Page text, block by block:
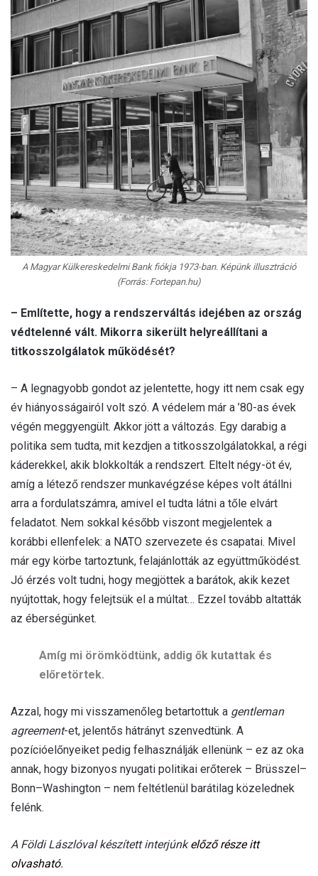
A Magyar Külkereskedelmi Bank fiókja 1973-ban. Képünk illusztráció
(Forrás: Fortepan.hu)
– Említette, hogy a rendszerváltás idejében az ország
védtelenné vált. Mikorra sikerült helyreállítani a
titkosszolgálatok működését?
– A legnagyobb gondot az jelentette, hogy itt nem csak egy
év hiányosságairól volt szó. A védelem már a ’80-as évek
végén meggyengült. Akkor jött a változás. Egy darabig a
politika sem tudta, mit kezdjen a titkosszolgálatokkal, a régi
káderekkel, akik blokkolták a rendszert. Eltelt négy-öt év,
amíg a létező rendszer munkavégzése képes volt átállni
arra a fordulatszámra, amivel el tudta látni a tőle elvárt
feladatot. Nem sokkal később viszont megjelentek a
korábbi ellenfelek: a NATO szervezete és csapatai. Mivel
már egy körbe tartoztunk, felajánlották az együttműködést.
Jó érzés volt tudni, hogy megjöttek a barátok, akik kezet
nyújtottak, hogy felejtsük el a múltat… Ezzel tovább altatták
az éberségünket.
Amíg mi örömködtünk, addig ők kutattak és
előretörtek.
Azzal, hogy mi visszamenőleg betartottuk a gentleman
agreement-et, jelentős hátrányt szenvedtünk. A
pozícióelőnyeiket pedig felhasználják ellenünk – ez az oka
annak, hogy bizonyos nyugati politikai erőterek – Brüsszel–
Bonn–Washington – nem feltétlenül barátilag közelednek
felénk.
A Földi Lászlóval készített interjúnkelőző része itt
olvasható.